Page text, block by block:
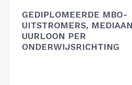
GEDIPLOMEERDE MBO-
UITSTROMERS, MEDIAAN
UURLOON PER
ONDERWIJSRICHTING